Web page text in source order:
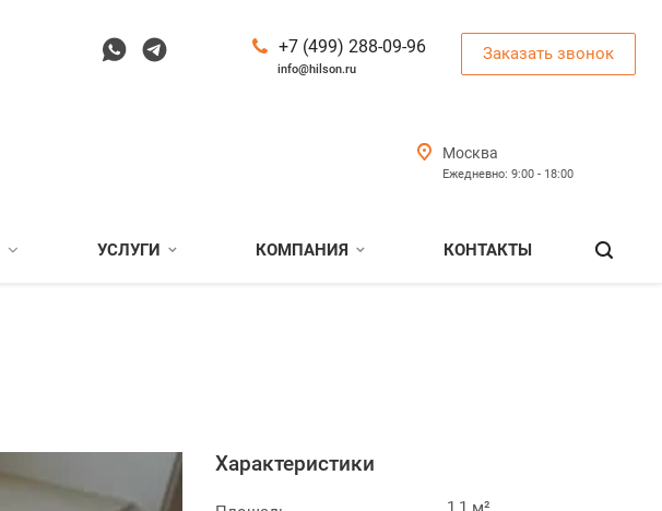
+7 (499) 288-09-96
info@hilson.ru
Заказать звонок
Москва
Ежедневно: 9:00 - 18:00
УСЛУГИ КОМПАНИЯ КОНТАКТЫ
Характеристики